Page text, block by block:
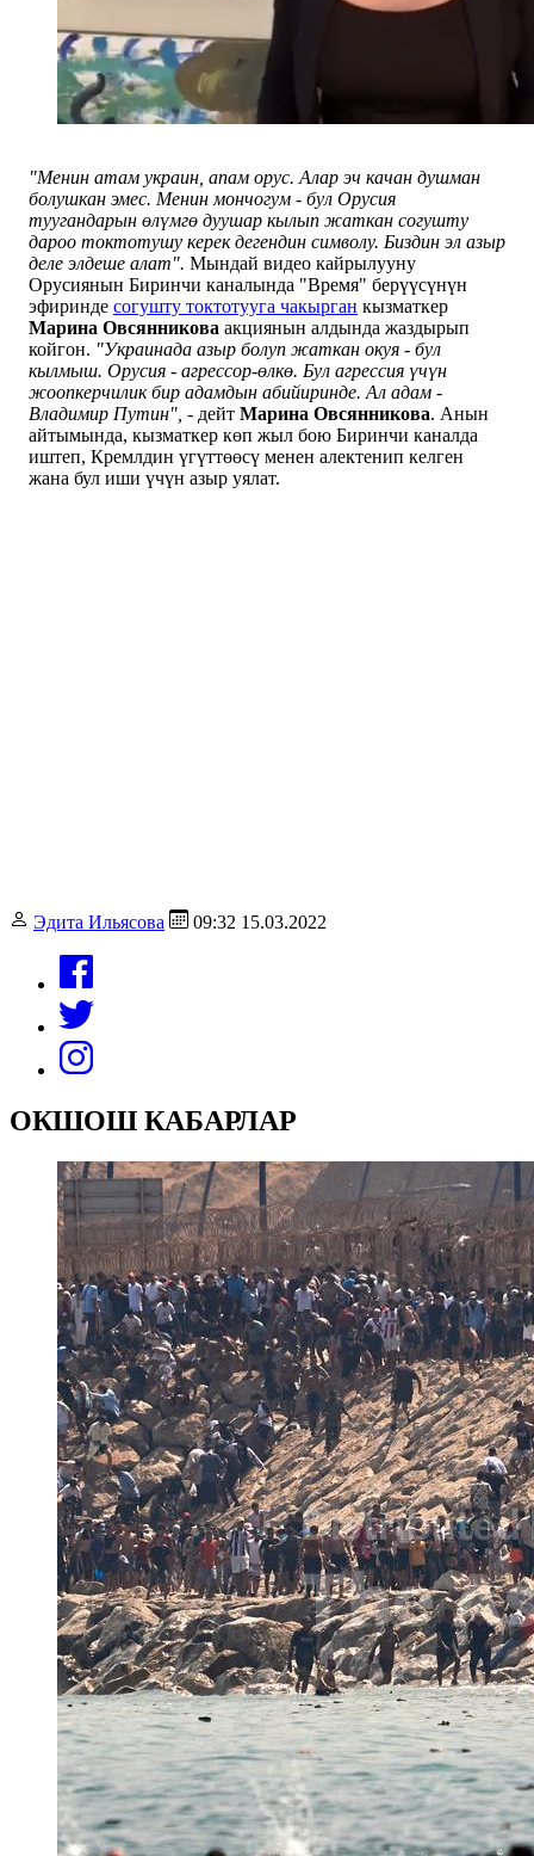
"Менин атам украин, апам орус. Алар эч качан душман
болушкан эмес. Менин мончогум - бул Орусия
туугандарын өлүмгө дуушар кылып жаткан согушту
дароо токтотушу керек дегендин символу. Биздин эл азыр
деле элдеше алат". Мындай видео кайрылууну
Орусиянын Биринчи каналында "Время" берүүсүнүн
эфиринде согушту токтотууга чакырган кызматкер
Марина Овсянникова акциянын алдында жаздырып
койгон. "Украинада азыр болуп жаткан окуя - бул
кылмыш. Орусия - агрессор-өлкө. Бул агрессия үчүн
жоопкерчилик бир адамдын абийиринде. Ал адам -
Владимир Путин", - дейт Марина Овсянникова. Анын
айтымында, кызматкер көп жыл бою Биринчи каналда
иштеп, Кремлдин үгүттөөсү менен алектенип келген
жана бул иши үчүн азыр уялат.
Эдита Ильясова 09:32 15.03.2022
ОКШОШ КАБАРЛАР